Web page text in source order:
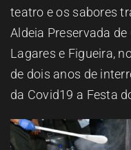
teatro e os sabores
Aldeia Preservada
Lagares e Figueira,
de dois anos de
da Covid19 a Festa